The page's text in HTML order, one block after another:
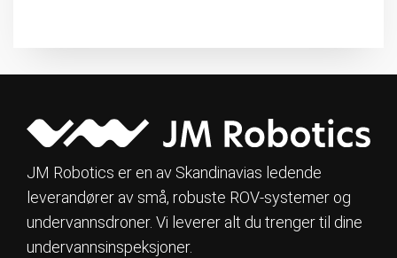
JM Robotics er en av Skandinavias ledende
leverandører av små, robuste ROV-systemer og
undervannsdroner. Vi leverer alt du trenger til dine
undervannsinspeksjoner.